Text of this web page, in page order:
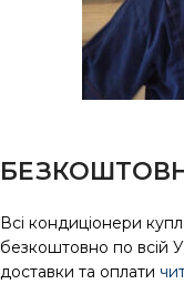
Всі кондиціонери
безкоштовно по всій
доставки та оплати